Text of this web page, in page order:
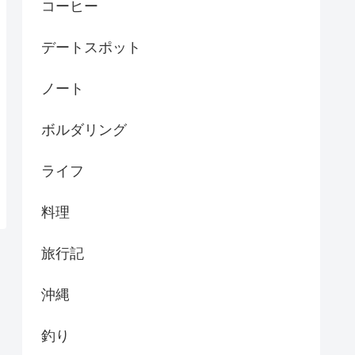
コーヒー
デートスポット
ノート
ボルダリング
ライフ
料理
旅行記
沖縄
釣り